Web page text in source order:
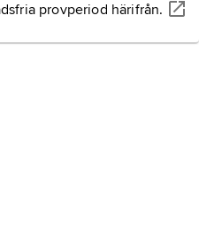
provperiod härifrån.